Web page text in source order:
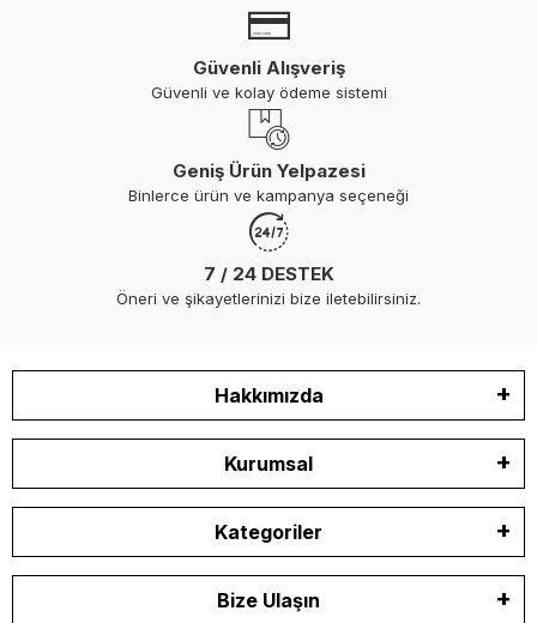
Güvenli Alışveriş
Güvenli ve kolay ödeme sistemi
Geniş Ürün Yelpazesi
Binlerce ürün ve kampanya seçeneği
7 / 24 DESTEK
Öneri ve şikayetlerinizi bize iletebilirsiniz.
Hakkımızda
Kurumsal
Kategoriler
Bize Ulaşın